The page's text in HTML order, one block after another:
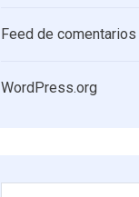
Feed de comentarios
WordPress.org